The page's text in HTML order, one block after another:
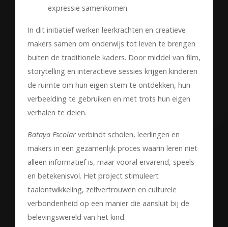
expressie samenkomen.
In dit initiatief werken leerkrachten en creatieve
makers samen om onderwijs tot leven te brengen
buiten de traditionele kaders. Door middel van film,
storytelling en interactieve sessies krijgen kinderen
de ruimte om hun eigen stem te ontdekken, hun
verbeelding te gebruiken en met trots hun eigen
verhalen te delen.
Bataya Escolar verbindt scholen, leerlingen en
makers in een gezamenlijk proces waarin leren niet
alleen informatief is, maar vooral ervarend, speels
en betekenisvol. Het project stimuleert
taalontwikkeling, zelfvertrouwen en culturele
verbondenheid op een manier die aansluit bij de
belevingswereld van het kind.